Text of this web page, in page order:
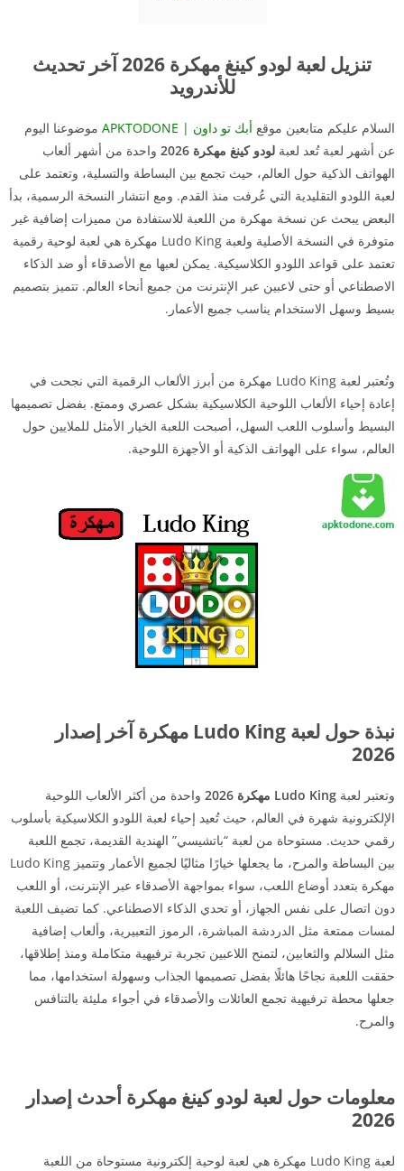
تنزيل لعبة لودو كينغ مهكرة 2026 آخر تحديث
للأندرويد
السلام عليكم متابعين موقع أبك تو داون | APKTODONE
موضوعنا اليوم
عن أشهر لعبة تُعد لعبة لودو كينغ مهكرة 2026
واحدة من أشهر ألعاب
الهواتف الذكية حول العالم، حيث تجمع بين البساطة والتسلية، وتعتمد على
لعبة اللودو التقليدية التي عُرفت منذ القدم. ومع انتشار النسخة الرسمية، بدأ
البعض يبحث عن نسخة مهكرة من اللعبة للاستفادة من مميزات إضافية غير
متوفرة في النسخة الأصلية ولعبة Ludo King مهكرة هي لعبة لوحية رقمية
تعتمد على قواعد اللودو الكلاسيكية. يمكن لعبها مع الأصدقاء أو ضد الذكاء
الاصطناعي أو حتى لاعبين عبر الإنترنت من جميع أنحاء العالم. تتميز بتصميم
بسيط وسهل الاستخدام يناسب جميع الأعمار.
وتُعتبر لعبة Ludo King مهكرة من أبرز الألعاب الرقمية التي نجحت في
إعادة إحياء الألعاب اللوحية الكلاسيكية بشكل عصري وممتع. بفضل تصميمها
البسيط وأسلوب اللعب السهل، أصبحت اللعبة الخيار الأمثل للملايين حول
العالم، سواء على الهواتف الذكية أو الأجهزة اللوحية.
نبذة حول لعبة Ludo King مهكرة آخر إصدار
2026
وتعتبر لعبة Ludo King مهكرة 2026
واحدة من أكثر الألعاب اللوحية
الإلكترونية شهرة في العالم، حيث تُعيد إحياء لعبة اللودو الكلاسيكية بأسلوب
رقمي حديث. مستوحاة من لعبة “باتشيسي” الهندية القديمة، تجمع اللعبة
بين البساطة والمرح، ما يجعلها خيارًا مثاليًا لجميع الأعمار وتتميز Ludo King
مهكرة بتعدد أوضاع اللعب، سواء بمواجهة الأصدقاء عبر الإنترنت، أو اللعب
دون اتصال على نفس الجهاز، أو تحدي الذكاء الاصطناعي. كما تضيف اللعبة
لمسات ممتعة مثل الدردشة المباشرة، الرموز التعبيرية، وألعاب إضافية
مثل السلالم والثعابين، لتمنح اللاعبين تجربة ترفيهية متكاملة ومنذ إطلاقها،
حققت اللعبة نجاحًا هائلًا بفضل تصميمها الجذاب وسهولة استخدامها، مما
جعلها محطة ترفيهية تجمع العائلات والأصدقاء في أجواء مليئة بالتنافس
والمرح.
معلومات حول لعبة لودو كينغ مهكرة أحدث إصدار
2026
لعبة Ludo King مهكرة هي لعبة لوحية إلكترونية مستوحاة من اللعبة